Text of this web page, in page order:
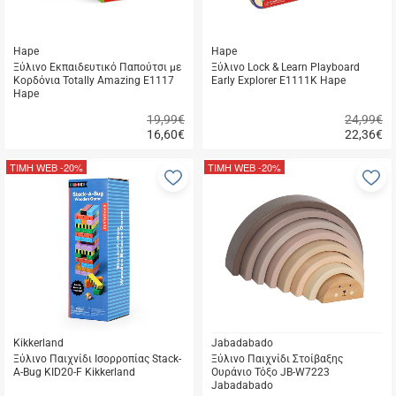
Hape
Ξύλινο Εκπαιδευτικό Παπούτσι με
Κορδόνια Totally Amazing E1117
Hape
16,60€
19,99€
αγορά
Hape
Ξύλινο Lock & Learn Playboard
Early Explorer E1111K Hape
22,36€
24,99€
αγορά
Kikkerland
Ξύλινο Παιχνίδι Ισορροπίας Stack-
A-Bug KID20-F Kikkerland
ΤΙΜΗ WEB-20%
Προσθήκη
αγαπημένα
Jabadabado
Ξύλινο Παιχνίδι Στοίβαξης
Ουράνιο Τόξο JB-W7223
Jabadabado
ΤΙΜΗ WEB-20%